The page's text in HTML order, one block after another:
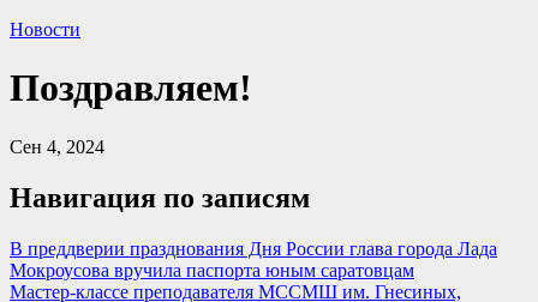
Новости
Поздравляем!
Сен 4, 2024
Навигация по записям
В преддверии празднования Дня России глава города Лада
Мокроусова вручила паспорта юным саратовцам
Мастер-классе преподавателя МССМШ им. Гнесиных,